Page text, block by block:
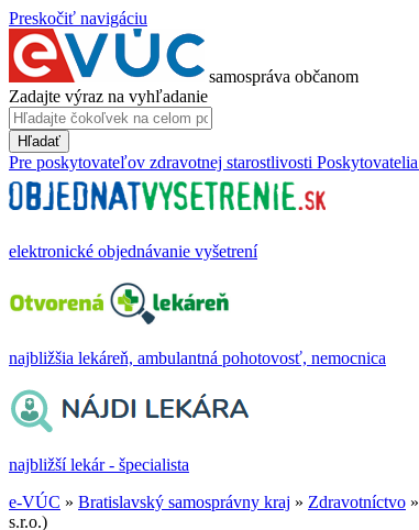
Preskočiť navigáciu
samospráva občanom
Zadajte výraz na vyhľadanie
Hľadať
Pre poskytovateľov zdravotnej starostlivosti Poskytovatelia
elektronické objednávanie vyšetrení
najbližšia lekáreň, ambulantná pohotovosť, nemocnica
najbližší lekár - špecialista
e-VÚC » Bratislavský samosprávny kraj » Zdravotníctvo »
s.r.o.)